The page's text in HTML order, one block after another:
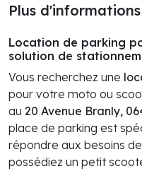
Plus d'informations
Location de parking
solution de
Vous recherchez une
pour votre moto ou
au 20 Avenue Branly,
place de parking est
répondre aux besoins
possédiez un petit